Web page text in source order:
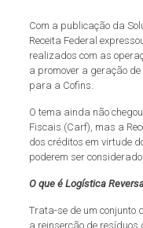
Com a publicação da
Receita Federal
realizados com as
a promover a geração
para a Cofins.
O tema ainda não
Fiscais (Carf), mas a
dos créditos em virtude
poderem ser
O que é Logística
Trata-se de um conjunto
a reinserção de resíduos